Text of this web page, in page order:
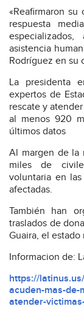
«Reafirmaron
respuesta
asistencia
Rodríguez en su
La presidenta
expertos de
rescate y
al menos 920
últimos datos
Al margen de la
miles de
voluntaria en
afectadas.
También han
traslados de
Guaira, el estado
Informacion de:
https://
acuden-mas-de-
atender-